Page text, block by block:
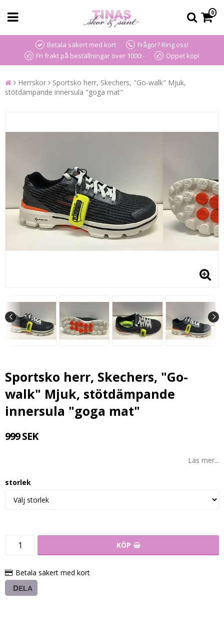
0
Betala säkert med kort
Frågor? Ring oss!
Fri frakt på beställningar över 1000:-
Öppet köp!
Herrskor
Sportsko herr, Skechers, "Go-walk" Mjuk,
stötdämpande innersula "goga mat"
Sportsko herr, Skechers, "Go-
walk" Mjuk, stötdämpande
innersula "goga mat"
999 SEK
Läs mer...
storlek
KÖP
Betala säkert med kort
DELA